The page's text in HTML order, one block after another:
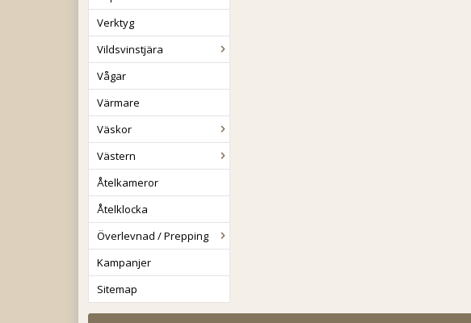
Verktyg
Vildsvinstjära
Vågar
Värmare
Väskor
Västern
Åtelkameror
Åtelklocka
Överlevnad / Prepping
Kampanjer
Sitemap